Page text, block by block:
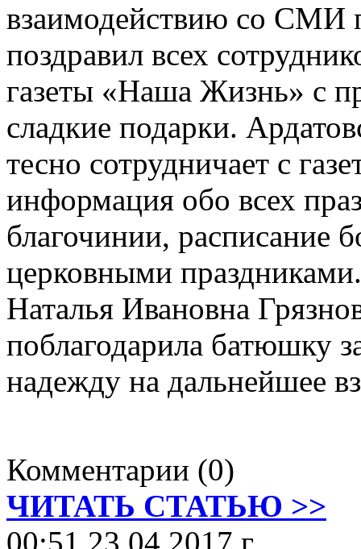
взаимодействию со СМИ
поздравил всех
газеты «Наша Жизнь» с
сладкие подарки.
тесно сотрудничает с
информация обо всех
благочинии, расписание
церковными
Наталья Ивановна
поблагодарила батюшку
надежду на дальнейшее
Комментарии (0)
ЧИТАТЬ СТАТЬЮ >>